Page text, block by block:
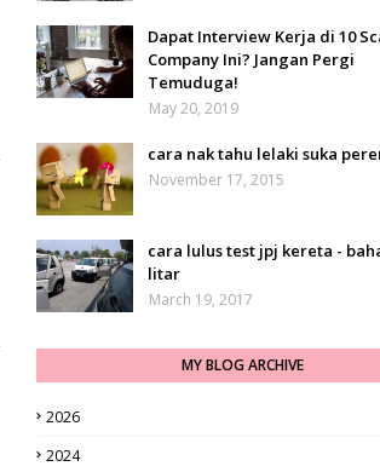
Dapat Interview Kerja di 10
Company Ini? Jangan Pergi
Temuduga!
May 20, 2019
cara nak tahu lelaki suka
November 17, 2015
cara lulus test jpj kereta -
litar
March 19, 2017
MY BLOG ARCHIVE
2026
2024